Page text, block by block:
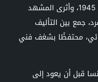
ولد نبيل لحلو في مدينة فاس سنة 1945، وأثرى المشهد
جمع بين التأليف
محتفظًا بشغف فني
قبل أن يعود إلى